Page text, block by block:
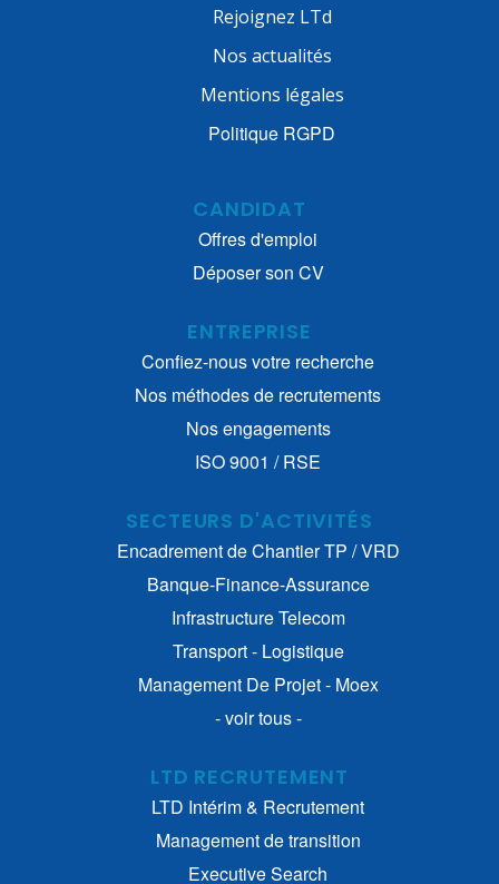
Rejoignez LTd
Nos actualités
Mentions légales
Politique RGPD
CANDIDAT
Offres d'emploi
Déposer son CV
ENTREPRISE
Confiez-nous votre recherche
Nos méthodes de recrutements
Nos engagements
ISO 9001 / RSE
SECTEURS D'ACTIVITÉS
Encadrement de Chantier TP / VRD
Banque-Finance-Assurance
Infrastructure Telecom
Transport - Logistique
Management De Projet - Moex
- voir tous -
LTD RECRUTEMENT
LTD Intérim & Recrutement
Management de transition
Executive Search